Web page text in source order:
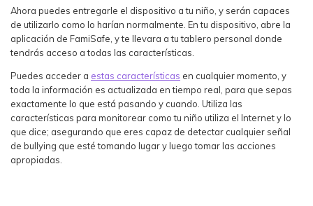
Ahora puedes entregarle el dispositivo a tu niño, y serán capaces
de utilizarlo como lo harían normalmente. En tu dispositivo, abre la
aplicación de FamiSafe, y te llevara a tu tablero personal donde
tendrás acceso a todas las características.
Puedes acceder a estas características en cualquier momento, y
toda la información es actualizada en tiempo real, para que sepas
exactamente lo que está pasando y cuando. Utiliza las
características para monitorear como tu niño utiliza el Internet y lo
que dice; asegurando que eres capaz de detectar cualquier señal
de bullying que esté tomando lugar y luego tomar las acciones
apropiadas.